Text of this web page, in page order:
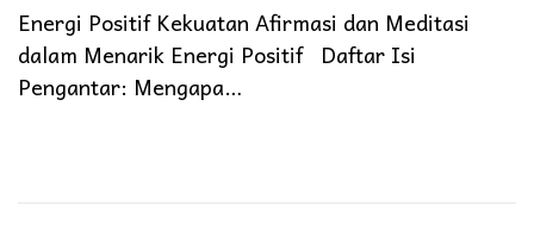
Energi Positif Kekuatan Afirmasi dan Meditasi
dalam Menarik Energi Positif Daftar Isi
Pengantar: Mengapa…